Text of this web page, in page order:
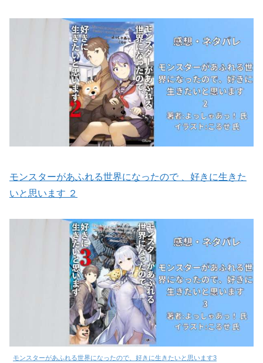
モンスターがあふれる世界になったので 、好きに生きた
いと思います ２
モンスターがあふれる世界になったので、好きに生きたいと思います3